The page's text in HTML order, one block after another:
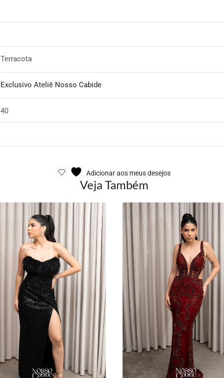
Terracota
Exclusivo Ateliê Nosso Cabide
40
Adicionar aos meus desejos
Veja Também